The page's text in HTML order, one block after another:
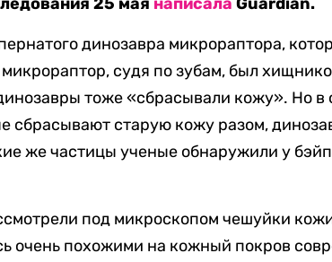
динозавра микрораптора,
судя по зубам, был
тоже «сбрасывали кожу». Но в
сбрасывают старую кожу разом,
же частицы ученые обнаружили у
под микроскопом чешуйки
очень похожими на кожный покров